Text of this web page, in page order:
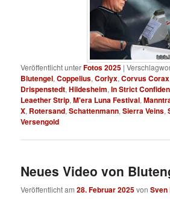
Veröffentlicht unterFotos 2025 |
Blutengel,Coppelius,Corlyx,Corvus Corax
Drispenstedt,Hildesheim,In Strict
Leaether Strip,M'era Luna Festival,
X, Rotersand,Schattenmann,Sierra Veins,
Versengold
Neues Video von
Veröffentlicht am28. Februar 2025vonSven